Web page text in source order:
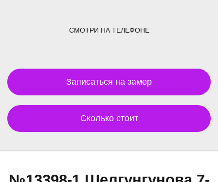
СМОТРИ НА ТЕЛЕФОНЕ
Записаться на замер
Сколько стоит